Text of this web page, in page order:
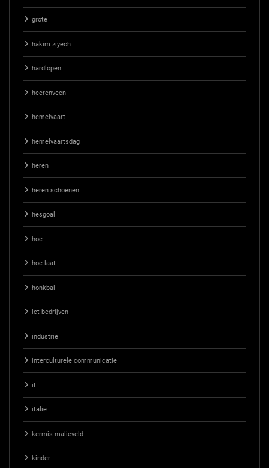
grote
hakim ziyech
hardlopen
heerenveen
hemelvaart
hemelvaartsdag
heren
heren schoenen
hesgoal
hoe
hoe laat
honkbal
ict bedrijven
industrie
interculturele communicatie
it
italie
kermis malieveld
kinder